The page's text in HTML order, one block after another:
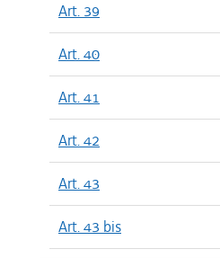
Art. 39
Art. 40
Art. 41
Art. 42
Art. 43
Art. 43 bis